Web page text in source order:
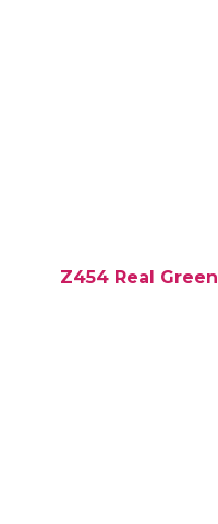
Z454 Real Green